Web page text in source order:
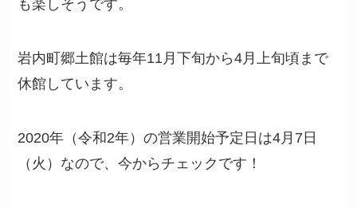
も楽しそうです。
岩内町郷土館は毎年11月下旬から4月上旬頃まで
休館しています。
2020年（令和2年）の営業開始予定日は4月7日
（火）なので、今からチェックです！